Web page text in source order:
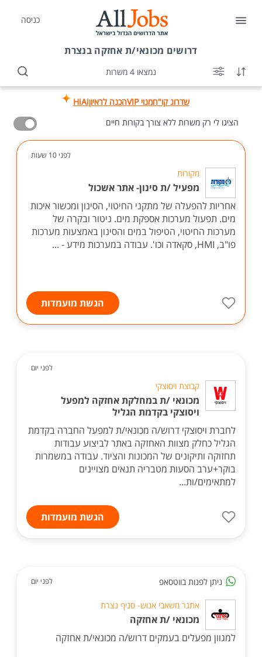
כניסה
דרושים מכונאי/ת אחזקה בנצרת
נמצאו 4 משרות
שדרוג קו"חמנוי VIP הכנה לראיוןHiAi
הציגו לי רק משרות ללא צורך בקורות חיים
לפני 10 שעות
מקורות
מפעיל /ת סינון- אתר אשכול
אחריות להפעלה של מתקני החיטוי, הסינון ומכשור איכות
מים. תפעול מערכות אספקת מים. ניטור ובקרה של
מערכות החיטוי, הטיפול במים והסינון באמצעות מערכות
פו"ב, HMI, סקאדה וכו'. עבודה במערכות מידע - ...
הגשת מועמדות
לפני יום
קבוצת ויסוצקי
מכונאי /ת במחלקת אחזקה למפעל
ויסוצקי בקדמת הגליל
לחברת ויסוצקי דרוש/ה מכונאי/ת למפעל החברה בקדמת
הגליל כחלק מצוות האחזקה באתר לביצוע עבודות
תחזוקה ותיקונים של המכונות והציוד. עבודה במשמרות
בוקר+ערב הסעות מטבריה תנאים מצויינים
למתאימים/ות...
הגשת מועמדות
ניתן לפנות בווטסאפ לפני יום
אתגר משאבי אנוש- סניף נצרת
מכונאי /ת אחזקה
למגוון מפעלים בעמקים דרוש/ה מכונאי/ת אחזקה